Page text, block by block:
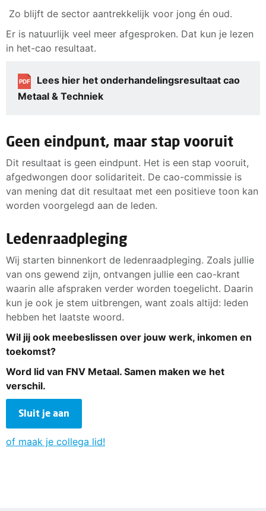
Zo blijft de sector aantrekkelijk voor jong én oud.
Er is natuurlijk veel meer afgesproken. Dat kun je lezen
in het-cao resultaat.
PDF
Lees hier het onderhandelingsresultaat cao
Metaal & Techniek
Geen eindpunt, maar stap vooruit
Dit resultaat is geen eindpunt. Het is een stap vooruit,
afgedwongen door solidariteit. De cao-commissie is
van mening dat dit resultaat met een positieve toon kan
worden voorgelegd aan de leden.
Ledenraadpleging
Wij starten binnenkort de ledenraadpleging. Zoals jullie
van ons gewend zijn, ontvangen jullie een cao-krant
waarin alle afspraken verder worden toegelicht. Daarin
kun je ook je stem uitbrengen, want zoals altijd: leden
hebben het laatste woord.
Wil jij ook meebeslissen over jouw werk, inkomen en
toekomst?
Word lid van FNV Metaal. Samen maken we het
verschil.
Sluit je aan
of maak je collega lid!